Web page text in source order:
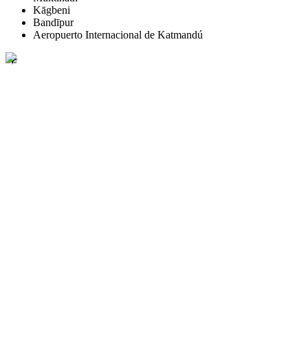
Kāgbeni
Bandīpur
Aeropuerto Internacional de Katmandú